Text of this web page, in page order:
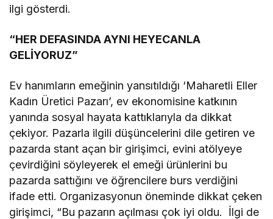
ilgi gösterdi.
“HER DEFASINDA AYNI HEYECANLA
GELİYORUZ”
Ev hanımların emeğinin yansıtıldığı ‘Maharetli Eller
Kadın Üretici Pazarı’, ev ekonomisine katkının
yanında sosyal hayata kattıklarıyla da dikkat
çekiyor. Pazarla ilgili düşüncelerini dile getiren ve
pazarda stant açan bir girişimci, evini atölyeye
çevirdiğini söyleyerek el emeği ürünlerini bu
pazarda sattığını ve öğrencilere burs verdiğini
ifade etti. Organizasyonun öneminde dikkat çeken
girişimci, “Bu pazarın açılması çok iyi oldu. İlgi de